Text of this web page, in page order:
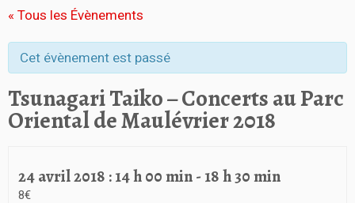
« Tous les Évènements
Cet évènement est passé
Tsunagari Taiko – Concerts au Parc
Oriental de Maulévrier 2018
24 avril 2018 : 14 h 00 min- 18 h 30 min
8€